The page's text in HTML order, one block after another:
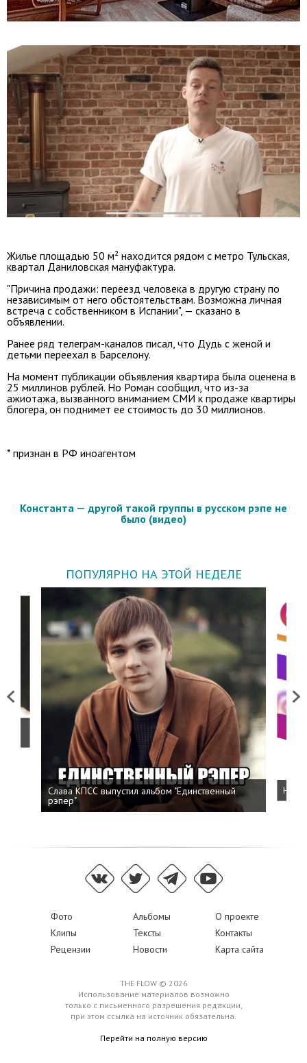
Жилье площадью 50 м² находится рядом с метро Тульская,
квартал Даниловская мануфактура.
"Причина продажи: переезд человека в другую страну по
независимым от него обстоятельствам. Возможна личная
встреча с собственником в Испании", — сказано в
объявлении.
Ранее ряд телеграм-каналов писал, что Дудь с женой и
детьми переехал в Барселону.
На момент публикации объявления квартира была оценена в
25 миллинов рублей. Но Роман сообщил, что из-за
ажиотажа, вызванного вниманием СМИ к продаже квартиры
блогера, он поднимет ее стоимость до 30 миллионов.
* признан в РФ иноагентом
Константа — другой такой группы в русском рэпе не
было (видео)
ПОПУЛЯРНО НА ЭТОЙ НЕДЕЛЕ
Previous
Слава КПСС выпустил альбом "Единственный
рэпер"
Next
Фото Альбомы
О проекте
Клипы
Тексты
Контакты
Рецензии
Новости Карта сайта
THE FLOW © 2026
Использование материалов возможно
только с письменного разрешения редакции,
при этом ссылка на источник обязательна.
Перейти на полную версию